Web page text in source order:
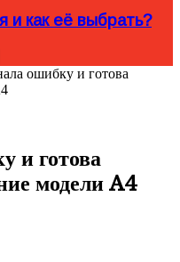
и как её выбрать?
ошибку и готова
и готова
модели A4